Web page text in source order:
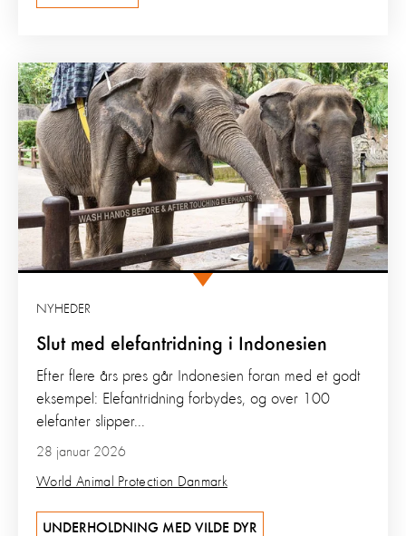
Slut med elefantridning i Indonesien
NYHEDER
28 januar 2026
World Animal Protection Danmark
Efter flere års pres går Indonesien foran med et godt
eksempel: Elefantridning forbydes, og over 100
elefanter slipper...
UNDERHOLDNING MED VILDE DYR